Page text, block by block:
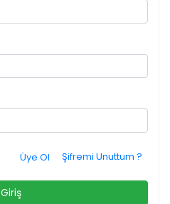
Şifremi Unuttum ?
Üye Ol
Giriş